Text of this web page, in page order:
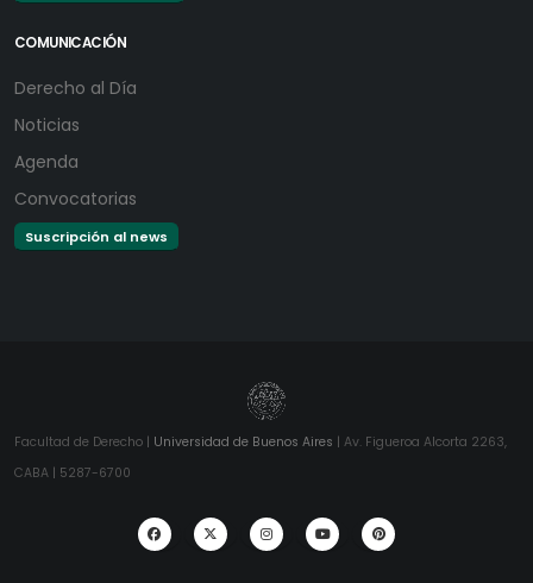
COMUNICACIÓN
Derecho al Día
Noticias
Agenda
Convocatorias
Suscripción al news
Facultad de Derecho | Universidad de Buenos Aires | Av. Figueroa Alcorta 2263,
CABA | 5287-6700